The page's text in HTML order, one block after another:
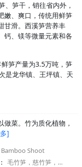
、笋干，销往省内外，
嫩、爽口，传统用鲜笋
甘滑。西溪笋营养丰
钙、镁等微量元素和各
笋产量为3.5万吨，笋
是龙华镇、王坪镇、天
菜。竹为质化植物，
]
Bamboo Shoot
毛竹笋，慈竹笋，麻竹笋，淡竹笋